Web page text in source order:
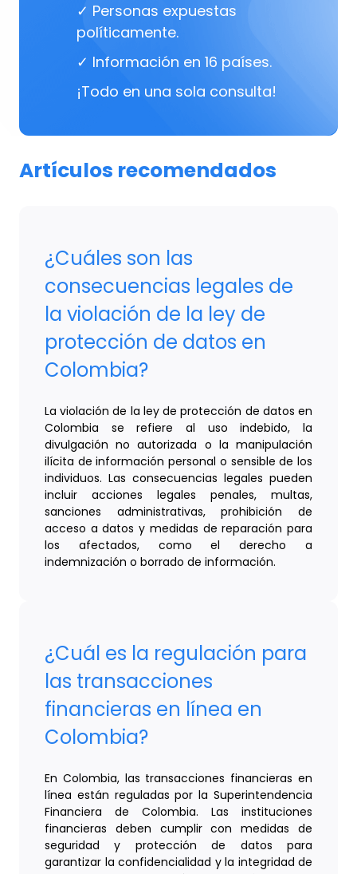
✓ Personas expuestas
políticamente.
✓ Información en 16 países.
¡Todo en una sola consulta!
Artículos recomendados
¿Cuáles son las
consecuencias legales de
la violación de la ley de
protección de datos en
Colombia?
La violación de la ley de protección de datos en
Colombia se refiere al uso indebido, la
divulgación no autorizada o la manipulación
ilícita de información personal o sensible de los
individuos. Las consecuencias legales pueden
incluir acciones legales penales, multas,
sanciones administrativas, prohibición de
acceso a datos y medidas de reparación para
los afectados, como el derecho a
indemnización o borrado de información.
¿Cuál es la regulación para
las transacciones
financieras en línea en
Colombia?
En Colombia, las transacciones financieras en
línea están reguladas por la Superintendencia
Financiera de Colombia. Las instituciones
financieras deben cumplir con medidas de
seguridad y protección de datos para
garantizar la confidencialidad y la integridad de